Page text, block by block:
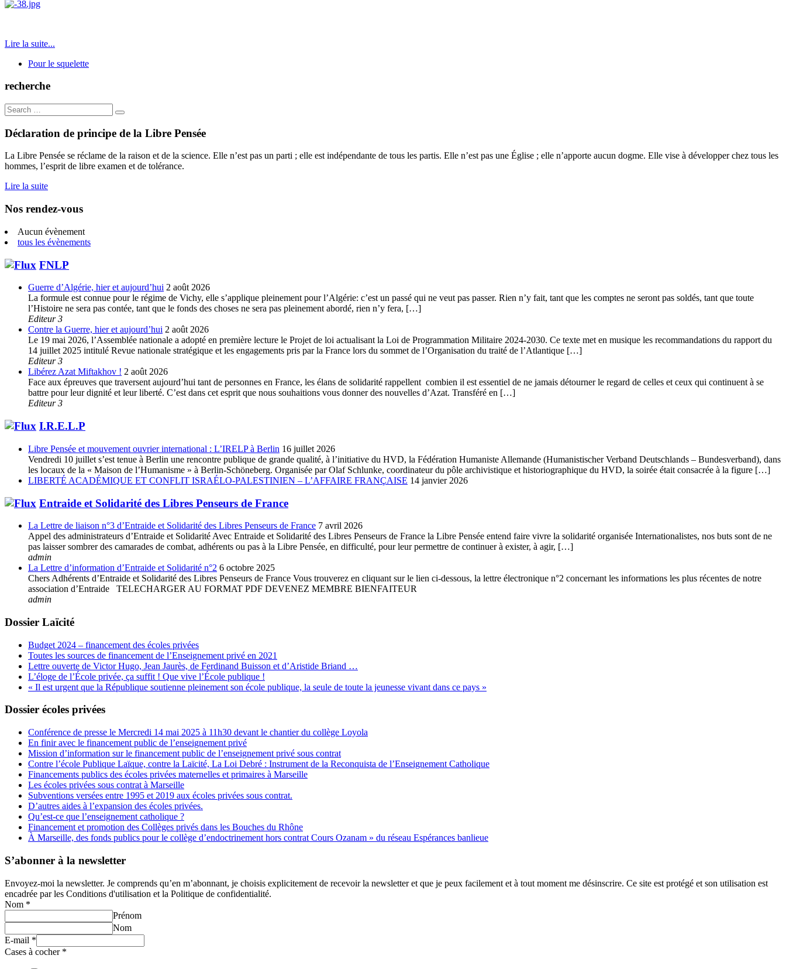
Lire la suite...
Pour le squelette
recherche
Search
for:
Déclaration de principe de la Libre Pensée
La Libre Pensée se réclame de la raison et de la science. Elle n’est pas un parti ; elle est indépendante de tous les partis. Elle n’est pas une Église ; elle n’apporte aucun dogme. Elle vise à développer chez tous les
hommes, l’esprit de libre examen et de tolérance.
Lire la suite
Nos rendez-vous
Aucun évènement
tous les évènements
FNLP
Guerre d’Algérie, hier et aujourd’hui 2 août 2026
La formule est connue pour le régime de Vichy, elle s’applique pleinement pour l’Algérie: c’est un passé qui ne veut pas passer. Rien n’y fait, tant que les comptes ne seront pas soldés, tant que toute
l’Histoire ne sera pas contée, tant que le fonds des choses ne sera pas pleinement abordé, rien n’y fera, […]
Editeur 3
Contre la Guerre, hier et aujourd’hui 2 août 2026
Le 19 mai 2026, l’Assemblée nationale a adopté en première lecture le Projet de loi actualisant la Loi de Programmation Militaire 2024-2030. Ce texte met en musique les recommandations du rapport du
14 juillet 2025 intitulé Revue nationale stratégique et les engagements pris par la France lors du sommet de l’Organisation du traité de l’Atlantique […]
Editeur 3
Libérez Azat Miftakhov ! 2 août 2026
Face aux épreuves que traversent aujourd’hui tant de personnes en France, les élans de solidarité rappellent combien il est essentiel de ne jamais détourner le regard de celles et ceux qui continuent à se
battre pour leur dignité et leur liberté. C’est dans cet esprit que nous souhaitions vous donner des nouvelles d’Azat. Transféré en […]
Editeur 3
I.R.E.L.P
Libre Pensée et mouvement ouvrier international : L’IRELP à Berlin 16 juillet 2026
Vendredi 10 juillet s’est tenue à Berlin une rencontre publique de grande qualité, à l’initiative du HVD, la Fédération Humaniste Allemande (Humanistischer Verband Deutschlands – Bundesverband), dans
les locaux de la « Maison de l’Humanisme » à Berlin-Schöneberg. Organisée par Olaf Schlunke, coordinateur du pôle archivistique et historiographique du HVD, la soirée était consacrée à la figure […]
LIBERTÉ ACADÉMIQUE ET CONFLIT ISRAÉLO-PALESTINIEN – L’AFFAIRE FRANÇAISE 14 janvier 2026
Entraide et Solidarité des Libres Penseurs de France
La Lettre de liaison n°3 d’Entraide et Solidarité des Libres Penseurs de France 7 avril 2026
Appel des administrateurs d’Entraide et Solidarité Avec Entraide et Solidarité des Libres Penseurs de France la Libre Pensée entend faire vivre la solidarité organisée Internationalistes, nos buts sont de ne
pas laisser sombrer des camarades de combat, adhérents ou pas à la Libre Pensée, en difficulté, pour leur permettre de continuer à exister, à agir, […]
admin
La Lettre d’information d’Entraide et Solidarité n°2 6 octobre 2025
Chers Adhérents d’Entraide et Solidarité des Libres Penseurs de France Vous trouverez en cliquant sur le lien ci-dessous, la lettre électronique n°2 concernant les informations les plus récentes de notre
association d’Entraide TELECHARGER AU FORMAT PDF DEVENEZ MEMBRE BIENFAITEUR
admin
Dossier Laïcité
Budget 2024 – financement des écoles privées
Toutes les sources de financement de l’Enseignement privé en 2021
Lettre ouverte de Victor Hugo, Jean Jaurès, de Ferdinand Buisson et d’Aristide Briand …
L’éloge de l’École privée, ça suffit ! Que vive l’École publique !
« Il est urgent que la République soutienne pleinement son école publique, la seule de toute la jeunesse vivant dans ce pays »
Dossier écoles privées
Conférence de presse le Mercredi 14 mai 2025 à 11h30 devant le chantier du collège Loyola
En finir avec le financement public de l’enseignement privé
Mission d’information sur le financement public de l’enseignement privé sous contrat
Contre l’école Publique Laïque, contre la Laïcité, La Loi Debré : Instrument de la Reconquista de l’Enseignement Catholique
Financements publics des écoles privées maternelles et primaires à Marseille
Les écoles privées sous contrat à Marseille
Subventions versées entre 1995 et 2019 aux écoles privées sous contrat.
D’autres aides à l’expansion des écoles privées.
Qu’est-ce que l’enseignement catholique ?
Financement et promotion des Collèges privés dans les Bouches du Rhône
À Marseille, des fonds publics pour le collège d’endoctrinement hors contrat Cours Ozanam » du réseau Espérances banlieue
S’abonner à la newsletter
Envoyez-moi la newsletter. Je comprends qu’en m’abonnant, je choisis explicitement de recevoir la newsletter et que je peux facilement et à tout moment me désinscrire. Ce site est protégé et son utilisation est
encadrée par les Conditions d'utilisation et la Politique de confidentialité.
Nom *
Prénom
Nom
E-mail *
Cases à cocher *